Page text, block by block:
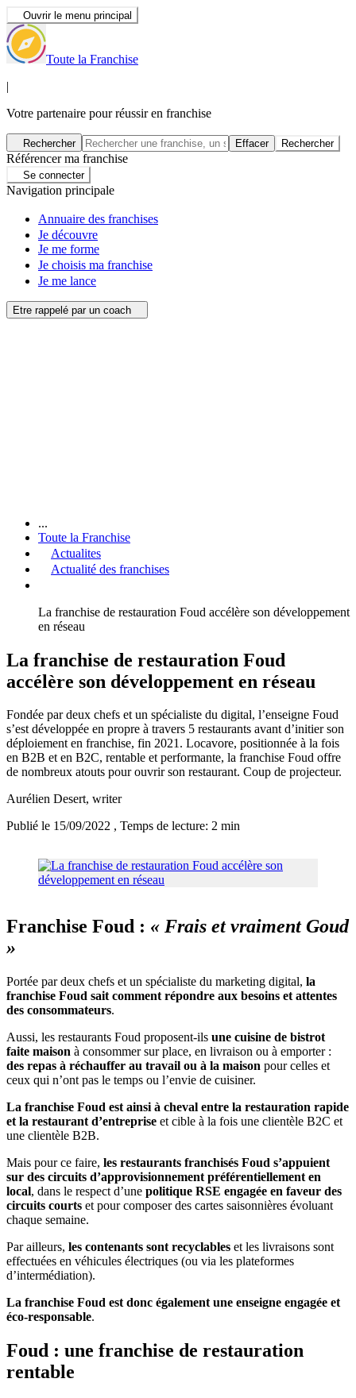
Ouvrir le menu principal
Toute la Franchise
|
Votre partenaire pour réussir en franchise
Rechercher Effacer Rechercher
Référencer ma franchise
Se connecter
Navigation principale
Annuaire des franchises
Je découvre
Je me forme
Je choisis ma franchise
Je me lance
Etre rappelé par un coach
...
Toute la Franchise
Actualites
Actualité des franchises
La franchise de restauration Foud accélère son développement
en réseau
La franchise de restauration Foud
accélère son développement en réseau
Fondée par deux chefs et un spécialiste du digital, l’enseigne Foud
s’est développée en propre à travers 5 restaurants avant d’initier son
déploiement en franchise, fin 2021. Locavore, positionnée à la fois
en B2B et en B2C, rentable et performante, la franchise Foud offre
de nombreux atouts pour ouvrir son restaurant. Coup de projecteur.
Aurélien Desert, writer
Publié le 15/09/2022 , Temps de lecture: 2 min
Franchise Foud : « Frais et vraiment Goud
»
Portée par deux chefs et un spécialiste du marketing digital, la
franchise Foud sait comment répondre aux besoins et attentes
des consommateurs.
Aussi, les restaurants Foud proposent-ils une cuisine de bistrot
faite maison à consommer sur place, en livraison ou à emporter :
des repas à réchauffer au travail ou à la maison pour celles et
ceux qui n’ont pas le temps ou l’envie de cuisiner.
La franchise Foud est ainsi à cheval entre la restauration rapide
et la restaurant d’entreprise et cible à la fois une clientèle B2C et
une clientèle B2B.
Mais pour ce faire, les restaurants franchisés Foud s’appuient
sur des circuits d’approvisionnement préférentiellement en
local, dans le respect d’une politique RSE engagée en faveur des
circuits courts et pour composer des cartes saisonnières évoluant
chaque semaine.
Par ailleurs, les contenants sont recyclables et les livraisons sont
effectuées en véhicules électriques (ou via les plateformes
d’intermédiation).
La franchise Foud est donc également une enseigne engagée et
éco-responsable.
Foud : une franchise de restauration
rentable